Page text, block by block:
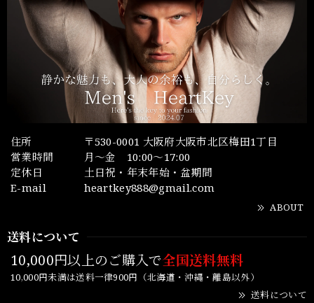
住所
〒530-0001 大阪府大阪市北区梅田1丁目
営業時間
月～金 10:00～17:00
定休日
土日祝・年末年始・盆期間
E-mail
heartkey888@gmail.com
ABOUT
送料について
10,000円以上のご購入で全国送料無料
10,000円未満は送料一律900円（北海道・沖縄・離島以外）
送料について